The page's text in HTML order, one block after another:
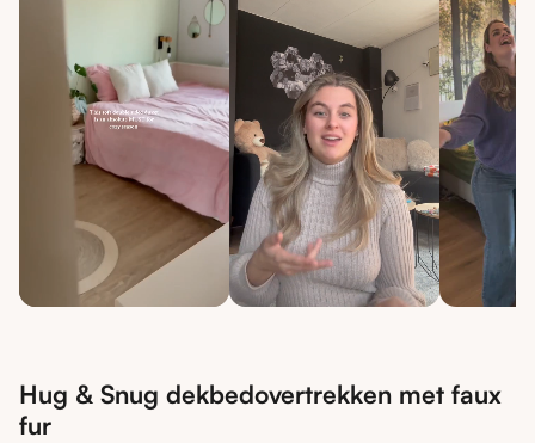
Hug & Snug dekbedovertrekken met faux
fur